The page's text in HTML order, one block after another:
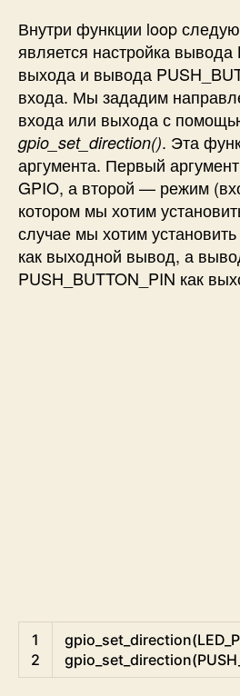
Внутри функции loop
является настройка вывода
выхода и вывода
входа. Мы зададим
входа или выхода с
gpio_set_direction(). Эта
аргумента. Первый
GPIO, а второй — режим
котором мы хотим
случае мы хотим
как выходной вывод, а
PUSH_BUTTON_PIN как
1
2
gpio_set_direction(
gpio_set_direction(